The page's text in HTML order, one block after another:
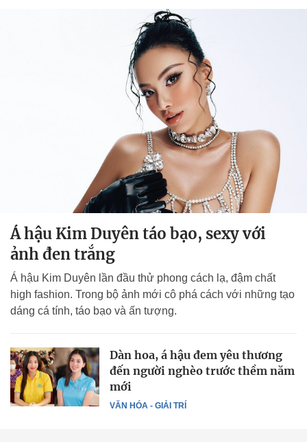
Á hậu Kim Duyên táo bạo, sexy với
ảnh đen trắng
Á hậu Kim Duyên lần đầu thử phong cách lạ, đậm chất
high fashion. Trong bộ ảnh mới cô phá cách với những tạo
dáng cá tính, táo bạo và ấn tượng.
VĂN HÓA - GIẢI TRÍ
Dàn hoa, á hậu đem yêu thương
đến người nghèo trước thềm năm
mới